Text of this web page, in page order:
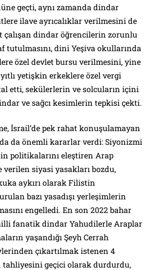
geçti, aynı zamanda dindar
ilave ayrıcalıklar verilmesini de
çalışan dindar öğrencilerin zorunlu
tutulmasını, dini Yeşiva okullarında
özel devlet bursu verilmesini, yine
yetişkin erkeklere özel vergi
etti, sekülerlerin ve solcuların içini
ve sağcı kesimlerin tepkisi çekti.
İsrail’de pek rahat konuşulamayan
da önemli kararlar verdi: Siyonizmi
politikalarını eleştiren Arap
siyasi yasakları bozdu,
aykırı olarak Filistin
bazı yasadışı yerleşimlerin
engelledi. En son 2022 bahar
fanatik dindar Yahudilerle Araplar
yaşandığı Şeyh Cerrah
çıkartılmak istenen 4
geçici olarak durdurdu,